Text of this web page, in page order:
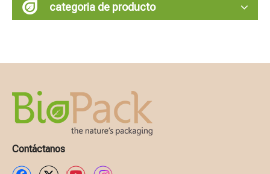
categoria de producto
Contáctanos